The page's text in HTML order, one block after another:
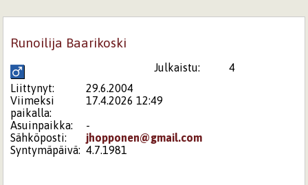
Runoilija Baarikoski
Julkaistu:
4
Liittynyt:
29.6.2004
Viimeksi
paikalla:
17.4.2026 12:49
Asuinpaikka:
-
Sähköposti:
jhopponen@gmail.com
Syntymäpäivä: 4.7.1981